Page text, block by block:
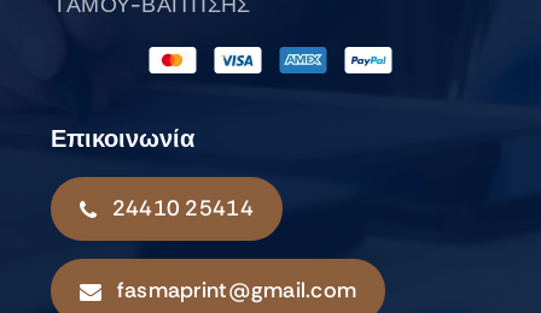
Επικοινωνία
24410 25414
fasmaprint@gmail.com